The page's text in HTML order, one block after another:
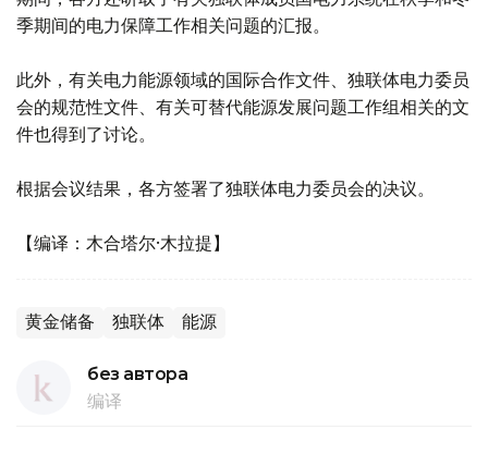
季期间的电力保障工作相关问题的汇报。
此外，有关电力能源领域的国际合作文件、独联体电力委员
会的规范性文件、有关可替代能源发展问题工作组相关的文
件也得到了讨论。
根据会议结果，各方签署了独联体电力委员会的决议。
【编译：木合塔尔·木拉提】
黄金储备 独联体 能源
без автора
编译